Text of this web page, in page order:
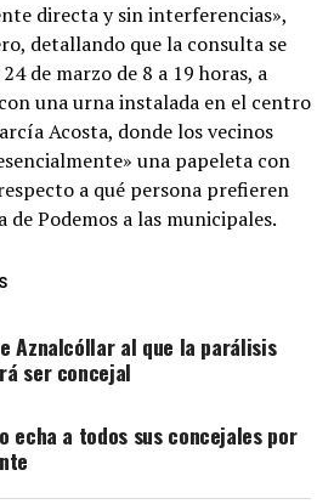
directa y sin interferencias»,
detallando que la consulta se
de marzo de 8 a 19 horas, a
una urna instalada en el centro
Acosta, donde los vecinos
una papeleta con
a qué persona prefieren
Podemos a las municipales.
Aznalcóllar al que la parálisis
ser concejal
echa a todos sus concejales por